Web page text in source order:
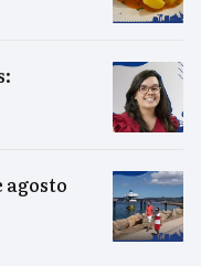
agosto